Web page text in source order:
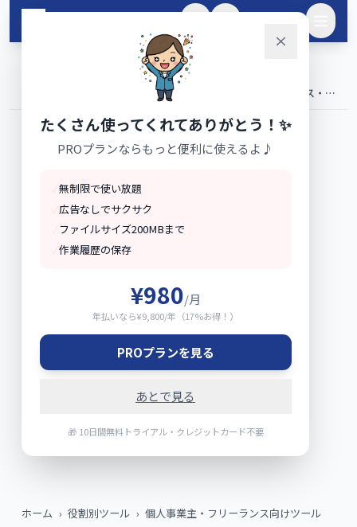
メインコンテンツへスキップ
個人事業主・フリーランス向けツール｜確定申告・インボイス・節
ホーム › 役割別ツール › 個人事業主・フリーランス向けツール
たくさん使ってくれてありがとう！✨
PROプランならもっと便利に使えるよ♪
無制限で使い放題
広告なしでサクサク
ファイルサイズ200MBまで
作業履歴の保存
¥980/月
年払いなら¥9,800/年（17%お得！）
PROプランを見る
あとで見る
🎁 10日間無料トライアル・クレジットカード不要